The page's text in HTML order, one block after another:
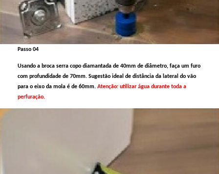
Passo 04
Usando a broca serra copo diamantada de 40mm de diâmetro, faça um furo
com profundidade de 70mm. Sugestão ideal de distância da lateral do vão
para o eixo da mola é de 60mm. Atenção: utilizar água durante toda a
perfuração.